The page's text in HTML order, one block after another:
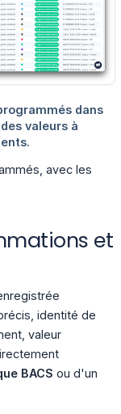
avec les
et
identité de
valeur
BACS ou d'un